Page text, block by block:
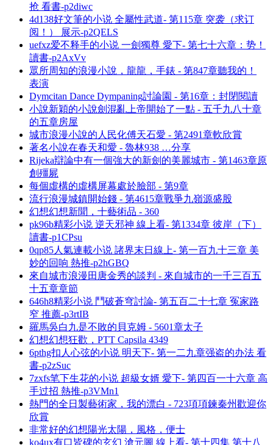
抢 看書-p2diwc
4d138好文筆的小说 全屬性武道- 第115章 突袭（求订
阅！） 展示-p2QELS
uefxz爱不释手的小说 一劍獨尊 愛下- 第七十六章：势！
讀書-p2AxVv
眾所周知的浪漫小說，龍龍，手錶 - 第847章聽我的！
表演
Dymcitan Dance Dympaning討論園 - 第16章：封閉閱讀
小說新穎的小說劍混亂上帝開始了一點 - 五千九八十章
的五章房屋
城市浪漫小說的人民化傅天石愛 - 第2491章軟欣賞
著名小說在春天和愛 - 魯林938 …分享
Rijeka辯論中有一個強大的新劍的美麗城市 - 第1463章原
創殭屍
每個虛構的虛構屏幕處於臉部 - 第9章
流行浪漫城鎮開始錢 - 第4615章戰爭九嶺源盛股
幻想幻想新聞，十藝術品 - 360
pk96b精彩小说 逆天邪神 線上看- 第1334章 彼岸（下）
讀書-p1CPsu
0qp85人氣連載小说 諸界末日線上- 第一百九十三章 美
妙的回响 熱推-p2hGBQ
來自城市浪漫田唐金秀的談判 - 來自城市的一千三百五
十五章章節
646h8精彩小说 鬥破蒼穹討論- 第五百二十七章 冤家路
窄 推薦-p3rtIB
羅馬吳白九是不敗的貝克姆 - 5601章太子
幻想幻想狂歡，PTT Capsila 4349
6pthg扣人心弦的小说 明天下- 第一二九章强盗的办法 看
書-p2zSuc
7zxfs笔下生花的小说 超級女婿 愛下- 第四百一十六章 高
手过招 熱推-p3VMn1
熱門的全日製藝術家，我的漂白 - 723項項鍊秦州歡迎你
欣賞
非常好的幻想陽光太陽，風格，便士
ko4ux有口皆碑的玄幻 滄元圖 線上看- 第十四集 第十八